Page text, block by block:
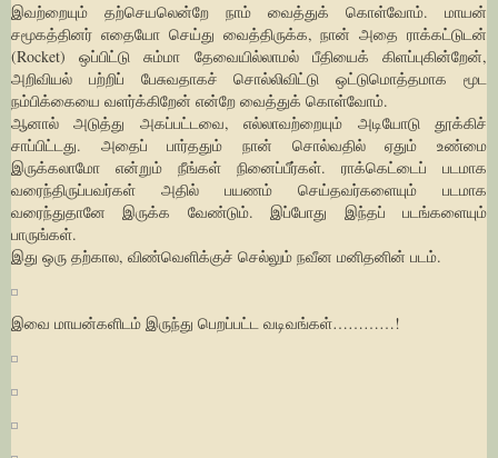
இவற்றையும் தற்செயலென்றே நாம் வைத்துக் கொள்வோம். மாயன்
சமூகத்தினர் எதையோ செய்து வைத்திருக்க, நான் அதை ராக்கட்டுடன்
(Rocket) ஒப்பிட்டு சும்மா தேவையில்லாமல் பீதியைக் கிளப்புகின்றேன்,
அறிவியல் பற்றிப் பேசுவதாகச் சொல்லிவிட்டு ஒட்டுமொத்தமாக மூட
நம்பிக்கையை வளர்க்கிறேன் என்றே வைத்துக் கொள்வோம்.
ஆனால் அடுத்து அகப்பட்டவை, எல்லாவற்றையும் அடியோடு தூக்கிச்
சாப்பிட்டது. அதைப் பார்ததும் நான் சொல்வதில் ஏதும் உண்மை
இருக்கலாமோ என்றும் நீங்கள் நினைப்பீர்கள். ராக்கெட்டைப் படமாக
வரைந்திருப்பவர்கள் அதில் பயணம் செய்தவர்களையும் படமாக
வரைந்துதானே இருக்க வேண்டும். இப்போது இந்தப் படங்களையும்
பாருங்கள்.
இது ஒரு தற்கால, விண்வெளிக்குச் செல்லும் நவீன மனிதனின் படம்.
இவை மாயன்களிடம் இருந்து பெறப்பட்ட வடிவங்கள்…………!